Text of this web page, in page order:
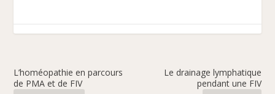
L’homéopathie en parcours
de PMA et de FIV
Le drainage lymphatique
pendant une FIV